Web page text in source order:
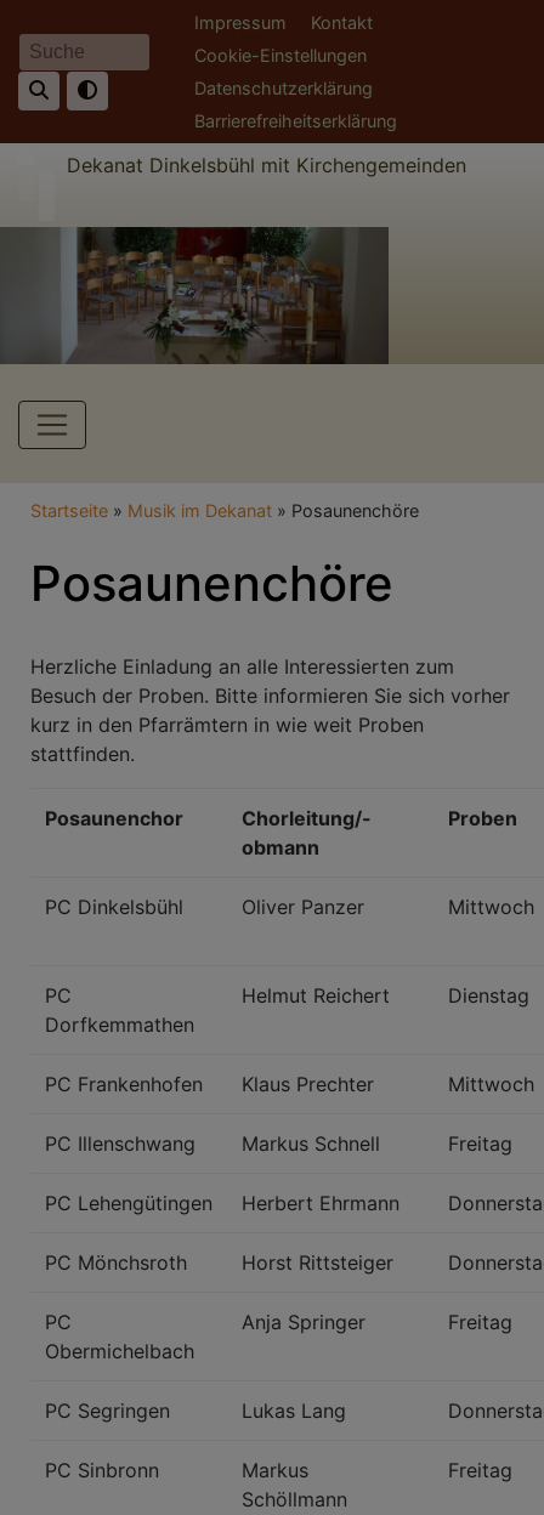
zum
Inhalt
Suche
Fußbereichsmenü
Impressum
Kontakt
Cookie-Einstellungen
Datenschutzerklärung
Barrierefreiheitserklärung
Dekanat Dinkelsbühl mit Kirchengemeinden
Hauptnavigation
Breadcrumb
Startseite Musik im Dekanat Posaunenchöre
Posaunenchöre
Herzliche Einladung an alle Interessierten zum
Besuch der Proben. Bitte informieren Sie sich vorher
kurz in den Pfarrämtern in wie weit Proben
stattfinden.
Posaunenchor
Chorleitung/-
obmann
Proben
PC Dinkelsbühl Oliver Panzer Mittwoch
PC
Dorfkemmathen
Helmut Reichert Dienstag
PC Frankenhofen Klaus Prechter Mittwoch
PC Illenschwang Markus Schnell Freitag
PC Lehengütingen Herbert Ehrmann
PC Mönchsroth Horst Rittsteiger
PC
Obermichelbach
Anja Springer Freitag
PC Segringen Lukas Lang
PC Sinbronn
Markus
Schöllmann
Freitag